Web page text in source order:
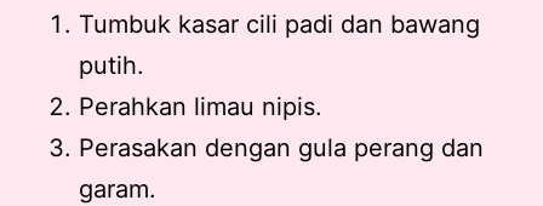
Tumbuk kasar cili padi dan bawang
putih.
Perahkan limau nipis.
Perasakan dengan gula perang dan
garam.